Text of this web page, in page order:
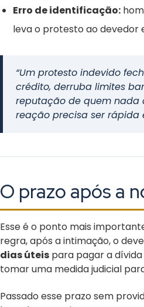
Erro de identificação:
leva o protesto ao devedor
“Um protesto indevido
crédito, derruba limites
reputação de quem nada
reação precisa ser rápida
O prazo após a
Esse é o ponto mais
regra, após a intimação, o
dias úteis para pagar a
tomar uma medida judicial
Passado esse prazo sem